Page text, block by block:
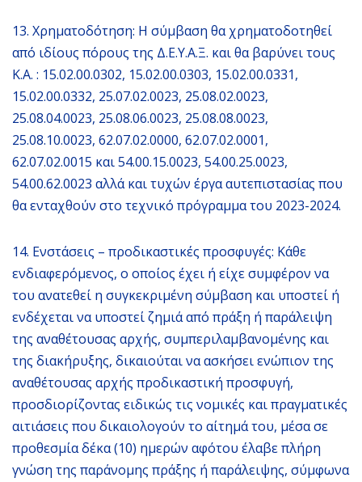
13. Χρηματοδότηση: Η σύμβαση θα χρηματοδοτηθεί
από ιδίους πόρους της Δ.Ε.Υ.Α.Ξ. και θα βαρύνει τους
Κ.Α. : 15.02.00.0302, 15.02.00.0303, 15.02.00.0331,
15.02.00.0332, 25.07.02.0023, 25.08.02.0023,
25.08.04.0023, 25.08.06.0023, 25.08.08.0023,
25.08.10.0023, 62.07.02.0000, 62.07.02.0001,
62.07.02.0015 και 54.00.15.0023, 54.00.25.0023,
54.00.62.0023 αλλά και τυχών έργα αυτεπιστασίας που
θα ενταχθούν στο τεχνικό πρόγραμμα του 2023-2024.
14. Ενστάσεις – προδικαστικές προσφυγές: Κάθε
ενδιαφερόμενος, ο οποίος έχει ή είχε συμφέρον να
του ανατεθεί η συγκεκριμένη σύμβαση και υποστεί ή
ενδέχεται να υποστεί ζημιά από πράξη ή παράλειψη
της αναθέτουσας αρχής, συμπεριλαμβανομένης και
της διακήρυξης, δικαιούται να ασκήσει ενώπιον της
αναθέτουσας αρχής προδικαστική προσφυγή,
προσδιορίζοντας ειδικώς τις νομικές και πραγματικές
αιτιάσεις που δικαιολογούν το αίτημά του, μέσα σε
προθεσμία δέκα (10) ημερών αφότου έλαβε πλήρη
γνώση της παράνομης πράξης ή παράλειψης, σύμφωνα